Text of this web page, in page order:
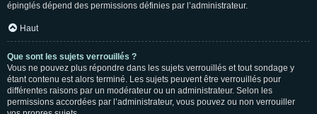
épinglés dépend des permissions définies par l’administrateur.
Haut
Que sont les sujets verrouillés ?
Vous ne pouvez plus répondre dans les sujets verrouillés et tout sondage y
étant contenu est alors terminé. Les sujets peuvent être verrouillés pour
différentes raisons par un modérateur ou un administrateur. Selon les
permissions accordées par l’administrateur, vous pouvez ou non verrouiller